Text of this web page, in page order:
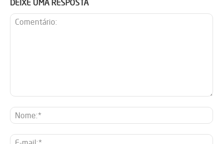
DEIXE UMA RESPOSTA
E-